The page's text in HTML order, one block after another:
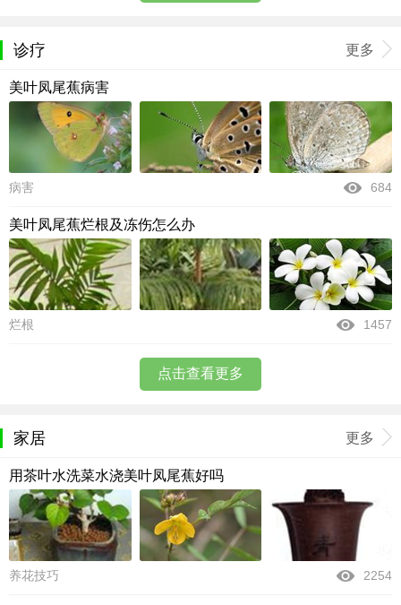
诊疗 更多
美叶凤尾蕉病害
病害 684
美叶凤尾蕉烂根及冻伤怎么办
烂根 1457
点击查看更多
家居 更多
用茶叶水洗菜水浇美叶凤尾蕉好吗
养花技巧 2254